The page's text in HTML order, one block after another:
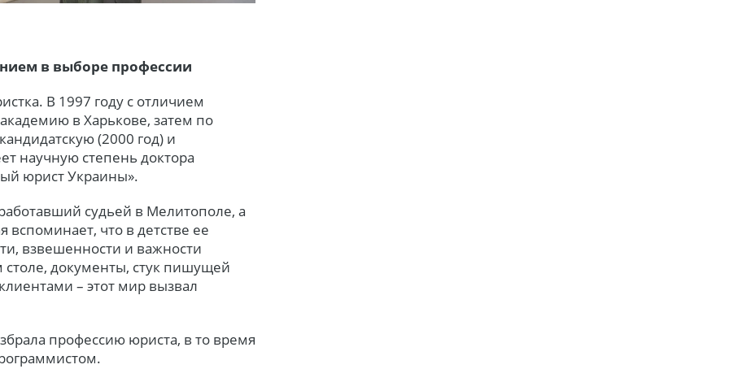
в выборе профессии
В 1997 году с отличием
в Харькове, затем по
(2000 год) и
научную степень доктора
юрист Украины».
судьей в Мелитополе, а
вспоминает, что в детстве ее
взвешенности и важности
документы, стук пишущей
– этот мир вызвал
профессию юриста, в то время